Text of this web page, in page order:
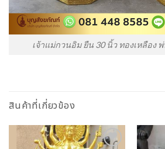
เจ้าแม่กวนอิม ยืน 30 นิ้ว ทองเหลือง
สินค้าที่เกี่ยวข้อง